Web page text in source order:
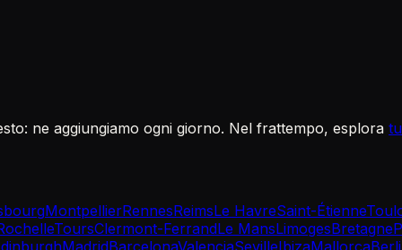
ne aggiungiamo ogni giorno. Nel frattempo, esplora
MontpellierRennesReimsLe HavreSaint-Étienne
ToursClermont-FerrandLe MansLimogesBretagne
MadridBarcelonaValenciaSevilleIbizaMallorca